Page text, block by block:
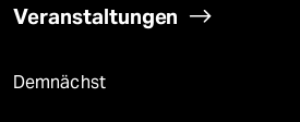
Veranstaltungen
Demnächst